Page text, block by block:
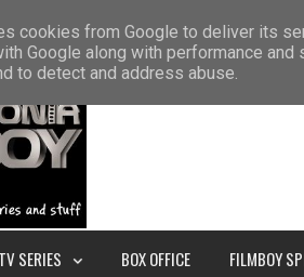
ABOUT US CONTACT SITEMAP
TV SERIES BOX OFFICE FILMBOY
cookies from Google to deliver its
Google along with performance
to detect and address abuse.